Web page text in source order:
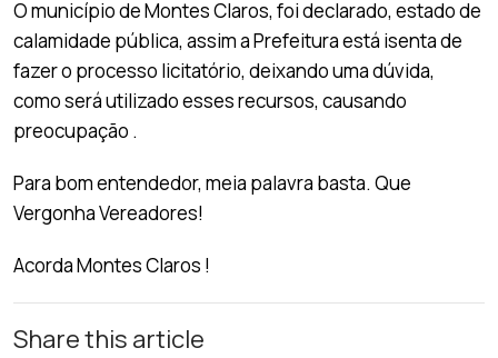
O município de Montes Claros, foi declarado, estado de
calamidade pública, assim a Prefeitura está isenta de
fazer o processo licitatório, deixando uma dúvida,
como será utilizado esses recursos, causando
preocupação .
Para bom entendedor, meia palavra basta. Que
Vergonha Vereadores!
Acorda Montes Claros !
Share this article